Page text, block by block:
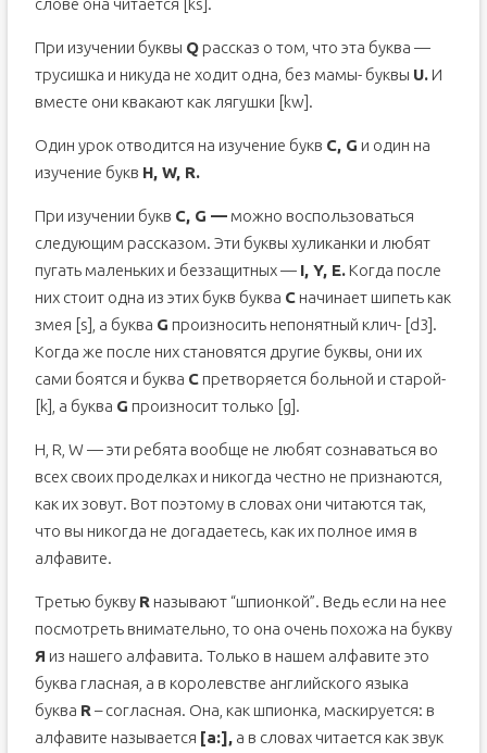
слове она читается [ks].
При изучении буквы Qрассказ о том, что эта буква —
трусишка и никуда не ходит одна, без мамы- буквы U.И
вместе они квакают как лягушки [kw].
Один урок отводится на изучение букв C, G и один на
изучение букв H, W, R.
При изучении букв C, G —можно воспользоваться
следующим рассказом. Эти буквы хуликанки и любят
пугать маленьких и беззащитных — I, Y, E.Когда после
них стоит одна из этих букв буква Cначинает шипеть как
змея [s], а буква G произносить непонятный клич- [d3].
Когда же после них становятся другие буквы, они их
сами боятся и буква Cпретворяется больной и старой-
[k], а буква G произносит только [g].
H, R, W — эти ребята вообще не любят сознаваться во
всех своих проделках и никогда честно не признаются,
как их зовут. Вот поэтому в словах они читаются так,
что вы никогда не догадаетесь, как их полное имя в
алфавите.
Третью букву R называют “шпионкой”. Ведь если на нее
посмотреть внимательно, то она очень похожа на букву
Я из нашего алфавита. Только в нашем алфавите это
буква гласная, а в королевстве английского языка
буква R – согласная. Она, как шпионка, маскируется: в
алфавите называется [a:],а в словах читается как звук